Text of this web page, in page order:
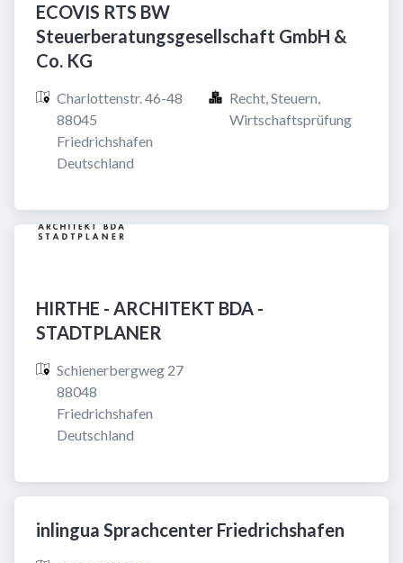
ECOVIS RTS BW
Steuerberatungsgesellschaft GmbH &
Co. KG
Charlottenstr. 46-48
88045
Friedrichshafen
Deutschland
Recht, Steuern,
Wirtschaftsprüfung
HIRTHE - ARCHITEKT BDA -
STADTPLANER
Schienerbergweg 27
88048
Friedrichshafen
Deutschland
inlingua Sprachcenter Friedrichshafen